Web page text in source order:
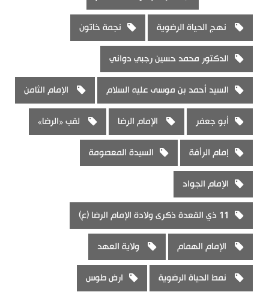
نهج الحياة الرضوية نجمة خاتون
الدكتور محمد حسين رجبي دواني
السيد أحمد بن موسى عليه السلام الإمام الثامن
أبو جعفر الإمام الرضا لقب «الرضا»
إمام الرأفة السيدة المعصومة
الإمام الجواد
11 ذي القعدة ذكرى ولادة الإمام الرضا (ع)
الإمام الهمام ولاية العهد
نمط الحياة الرضوية ارض طوس